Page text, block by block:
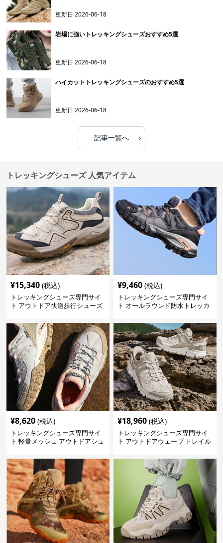
更新日2026-06-18
岩場に強いトレッキングシューズおすすめ5選
更新日2026-06-18
ハイカットトレッキングシューズのおすすめ5選
更新日2026-06-18
記事一覧へ ›
トレッキングシューズ 人気アイテム
¥15,340 (税込)
トレッキングシューズ専門サイ
ト アウトドア快適歩行シューズ
¥9,460 (税込)
トレッキングシューズ専門サイ
ト オールラウンド防水トレッカ
¥8,620 (税込)
トレッキングシューズ専門サイ
ト 軽量メッシュ アウトドアシュ
¥18,960 (税込)
トレッキングシューズ専門サイ
ト アウトドアウェーブ トレイル